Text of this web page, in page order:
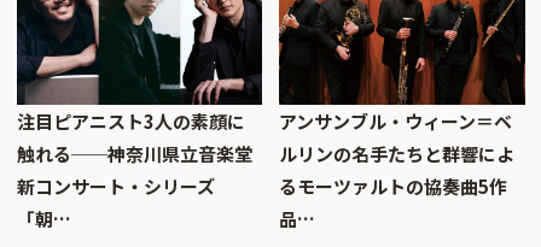
注目ピアニスト3人の素顔に
触れる──神奈川県立音楽堂
新コンサート・シリーズ
「朝…
アンサンブル・ウィーン＝ベ
ルリンの名手たちと群響によ
るモーツァルトの協奏曲5作
品…